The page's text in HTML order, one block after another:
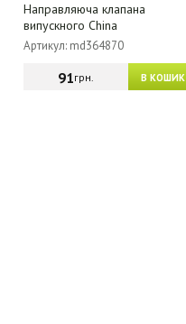
Направляюча клапана
випускного China
Артикул: md364870
В КОШИК
91грн.